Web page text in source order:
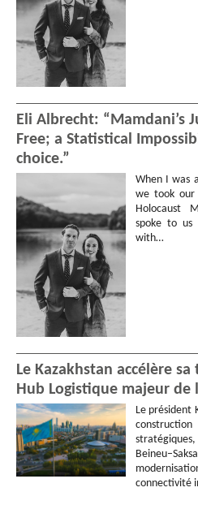
Eli Albrecht: “Mamdani’s
Free; a Statistical
choice.”
When I was
we took our
Holocaust
spoke to us
with…
Le Kazakhstan accélère
Hub Logistique majeur de
Le président
connectivité